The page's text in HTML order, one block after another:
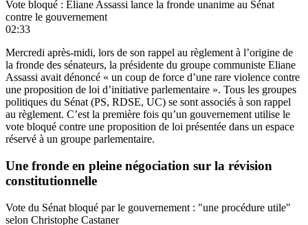
Vote bloqué : Eliane Assassi lance la fronde unanime au Sénat
contre le gouvernement
02:33
Mercredi après-midi, lors de son rappel au règlement à l’origine de
la fronde des sénateurs, la présidente du groupe communiste Eliane
Assassi avait dénoncé « un coup de force d’une rare violence contre
une proposition de loi d’initiative parlementaire ». Tous les groupes
politiques du Sénat (PS, RDSE, UC) se sont associés à son rappel
au règlement. C’est la première fois qu’un gouvernement utilise le
vote bloqué contre une proposition de loi présentée dans un espace
réservé à un groupe parlementaire.
Une fronde en pleine négociation sur la révision
constitutionnelle
Vote du Sénat bloqué par le gouvernement : "une procédure utile"
selon Christophe Castaner